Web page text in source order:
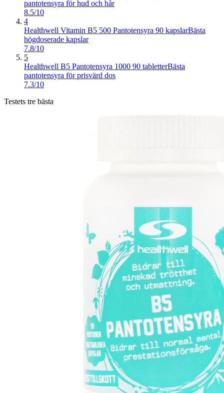
pantotensyra för hud och hår
8.5/10
4
Healthwell Vitamin B5 500 Pantotensyra 90 kapslarBästa
högdoserade kapslar
7.8/10
5
Healthwell B5 Pantotensyra 1000 90 tabletterBästa
pantotensyra för prisvärd dos
7.3/10
Testets tre bästa